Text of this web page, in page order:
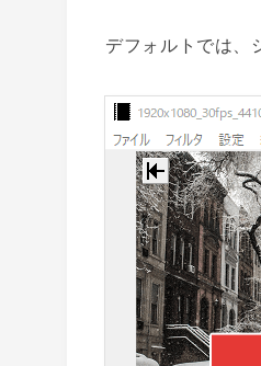
デフォルトでは、